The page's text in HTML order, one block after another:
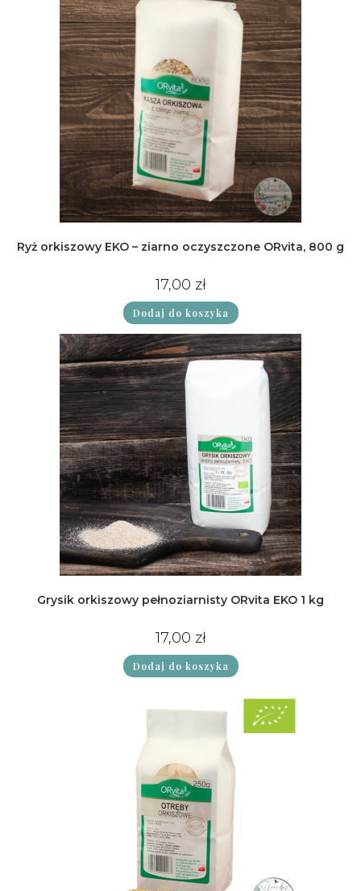
Ryż orkiszowy EKO – ziarno oczyszczone ORvita, 800 g
17,00 zł
Dodaj do koszyka
Grysik orkiszowy pełnoziarnisty ORvita EKO 1 kg
17,00 zł
Dodaj do koszyka